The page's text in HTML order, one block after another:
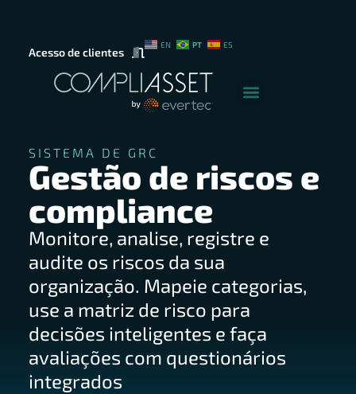
Acesso de clientes
EN PT ES
SISTEMA DE GRC
Gestão de riscos e
compliance
Monitore, analise, registre e
audite os riscos da sua
organização. Mapeie categorias,
use a matriz de risco para
decisões inteligentes e faça
avaliações com questionários
integrados